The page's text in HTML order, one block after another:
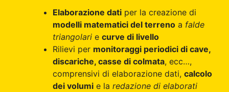
Elaborazione dati per la creazione di
modelli matematici del terreno a falde
triangolari e curve di livello
Rilievi per monitoraggi periodici di cave,
discariche, casse di colmata, ecc…,
comprensivi di elaborazione dati, calcolo
dei volumi e la redazione di elaborati